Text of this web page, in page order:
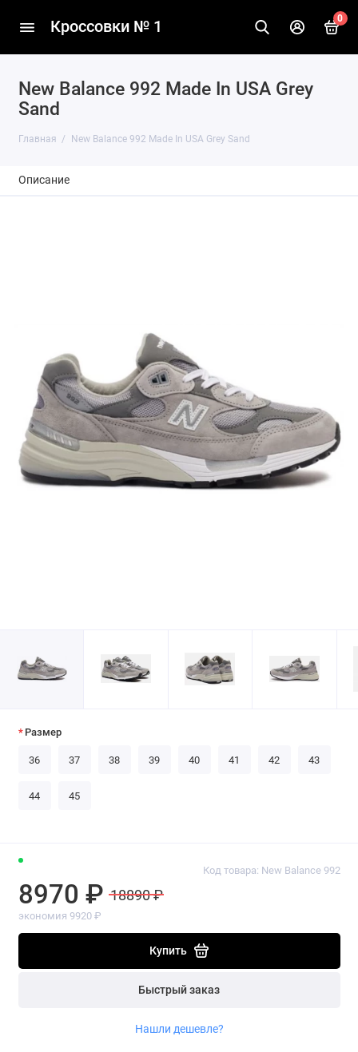
Кроссовки № 1 0
New Balance 992 Made In USA Grey
Sand
Главная New Balance 992 Made In USA Grey Sand
Описание
Код товара: New Balance 992
8970 ₽ 18890 ₽
экономия 9920 ₽
Купить
Быстрый заказ
Нашли дешевле?
Размер
36 37 38 39 40 41 42 43
44 45